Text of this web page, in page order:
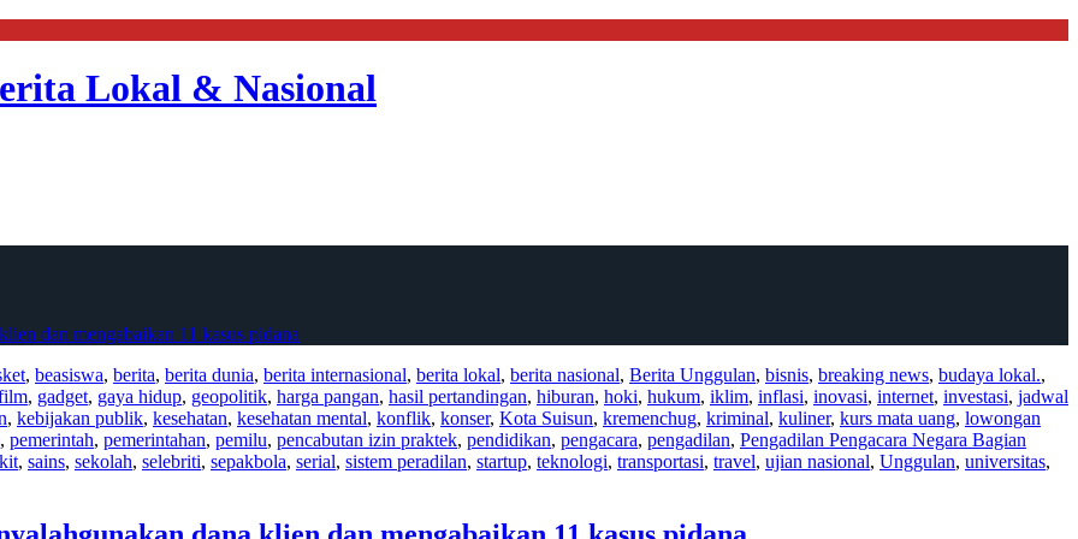
Lokal & Nasional
dan mengabaikan 11 kasus pidana
, beasiswa, berita, berita dunia, berita internasional, berita lokal, berita nasional, Berita Unggulan, bisnis, breaking news, budaya lokal.,
, gadget, gaya hidup, geopolitik, harga pangan, hasil pertandingan, hiburan, hoki, hukum, iklim, inflasi, inovasi, internet, investasi, jadwal
, kebijakan publik, kesehatan, kesehatan mental, konflik, konser, Kota Suisun, kremenchug, kriminal, kuliner, kurs mata uang, lowongan
, pemerintah, pemerintahan, pemilu, pencabutan izin praktek, pendidikan, pengacara, pengadilan, Pengadilan Pengacara Negara Bagian
, sains, sekolah, selebriti, sepakbola, serial, sistem peradilan, startup, teknologi, transportasi, travel, ujian nasional, Unggulan, universitas,